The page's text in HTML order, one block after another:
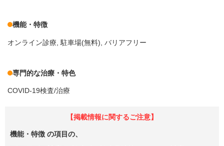
機能・特徴
オンライン診療 駐車場(無料) バリアフリー
専門的な治療・特色
COVID-19検査/治療
【掲載情報に関するご注意】
機能・特徴 の項目の、